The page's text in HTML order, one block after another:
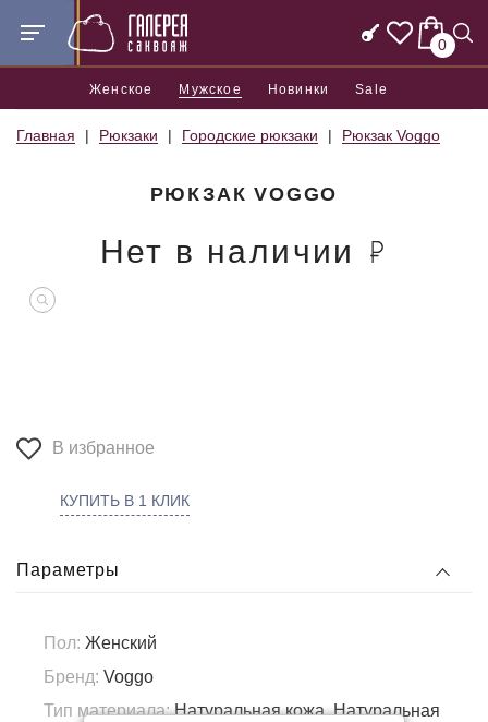
0
Женское Мужское Новинки Sale
Главная Рюкзаки Городские рюкзаки Рюкзак Voggo
РЮКЗАК VOGGO
Нет в наличии
В избранное
КУПИТЬ В 1 КЛИК
Параметры
Пол: Женский
Бренд: Voggo
Тип материала:Натуральная кожа, Натуральная